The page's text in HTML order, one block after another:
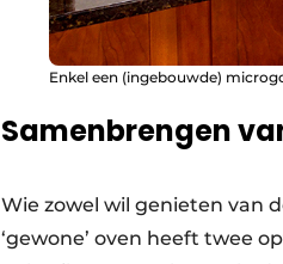
Enkel een (ingebouwde)
Samenbrengen
Wie zowel wil genieten van
‘gewone’ oven heeft twee